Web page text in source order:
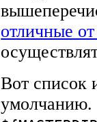
отличные
Вот список
умолчанию.